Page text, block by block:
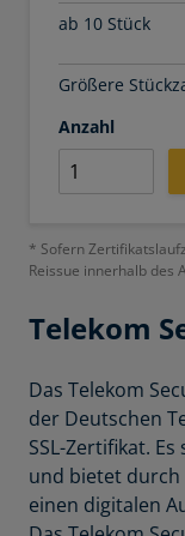
Telekom
Das Telekom
der Deutschen
SSL-Zertifikat.
und bietet
einen digitalen
ab 10 Stück
Größere
Anzahl
* Sofern
Reissue innerhalb des